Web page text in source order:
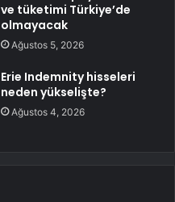
ve tüketimi Türkiye’de
olmayacak
Ağustos 5, 2026
Erie Indemnity hisseleri
neden yükselişte?
Ağustos 4, 2026